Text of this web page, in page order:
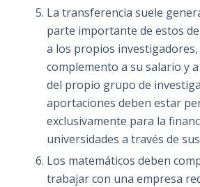
La transferencia suele
parte importante de estos
a los propios investigadores,
complemento a su salario y
del propio grupo de
aportaciones deben estar
exclusivamente para la
universidades a través de
Los matemáticos deben
trabajar con una empresa